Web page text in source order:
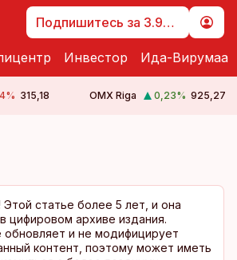
Подпишитесь за 3.99 €
Инвестор Ида-Вирумаа
% 315,18 OMX Riga 0,23% 925,27
Этой статье более 5 лет, и она
цифировом архиве издания.
обновляет и не модифицирует
контент, поэтому может иметь